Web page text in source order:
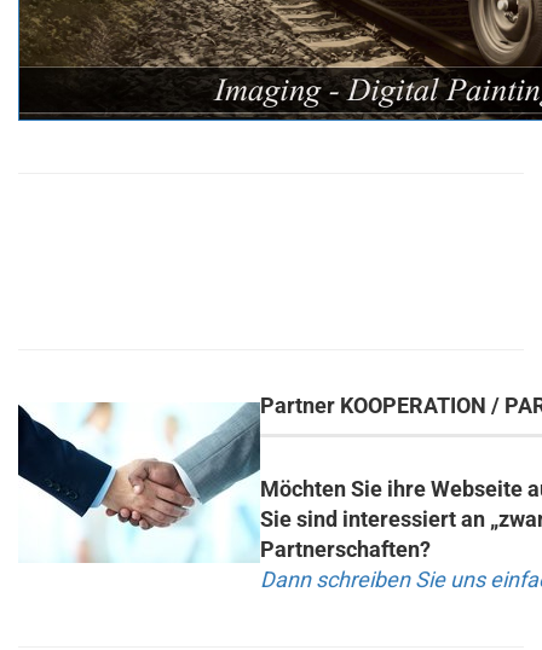
Partner KOOPERATION /
Möchten Sie ihre Webseite
Sie sind interessiert an
Partnerschaften?
Dann schreiben Sie uns